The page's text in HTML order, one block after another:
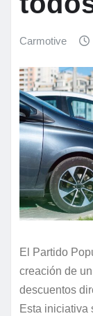
Carmotive
El Partido
creación de
descuentos
Esta iniciativa